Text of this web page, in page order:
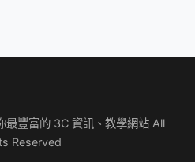
豐富的 3C 資訊、教學網站 All
Reserved